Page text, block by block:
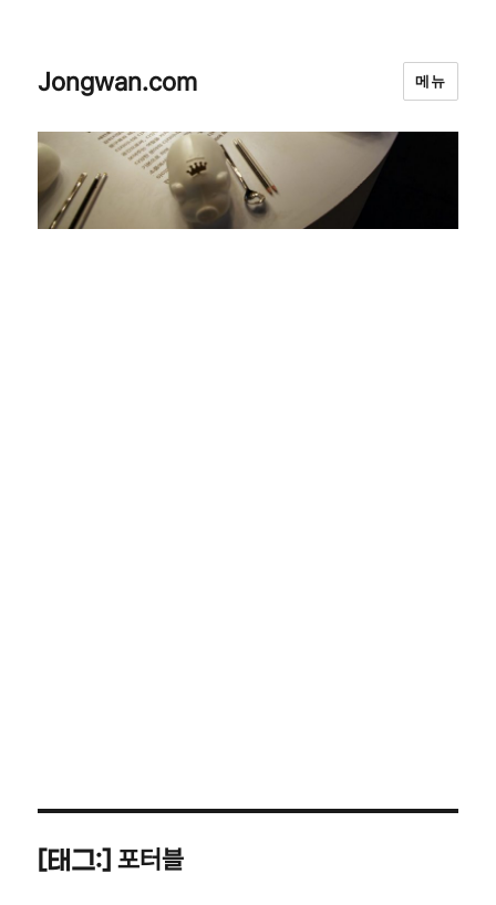
Jongwan.com 메뉴
[태그:]포터블